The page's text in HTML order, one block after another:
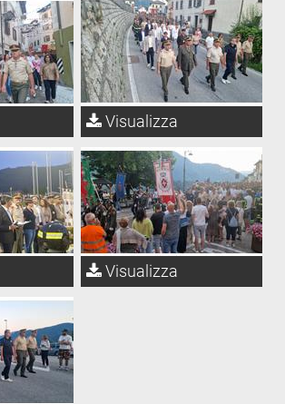
Visualizza
Visualizza